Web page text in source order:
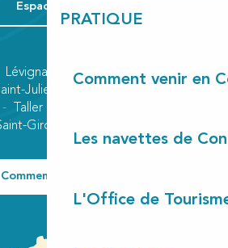
PRATIQUE
Comment venir en
Les navettes de
L'Office de
Espace Pro
Lévignacq Linxe
Lit-et-Mixe
Julien-en-Born
Taller
Girons plage
Comment venir ?